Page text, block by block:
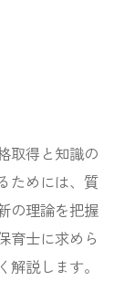
取得と知識の
ためには、質
の理論を把握
育士に求めら
説します。